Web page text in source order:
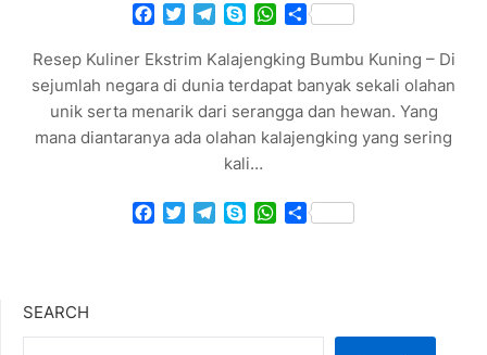
Facebook
TwitterTelegram
SkypeWhatsApp
Share
Resep Kuliner Ekstrim Kalajengking Bumbu Kuning – Di
sejumlah negara di dunia terdapat banyak sekali olahan
unik serta menarik dari serangga dan hewan. Yang
mana diantaranya ada olahan kalajengking yang sering
kali…
Facebook
TwitterTelegram
SkypeWhatsApp
Share
SEARCH